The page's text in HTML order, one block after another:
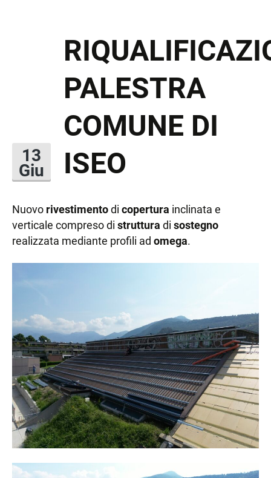
PALESTRA
COMUNE DI
ISEO
13
Giu
Nuovo rivestimentodi copertura inclinata e
verticale compreso di struttura di sostegno
realizzata mediante profili ad omega.